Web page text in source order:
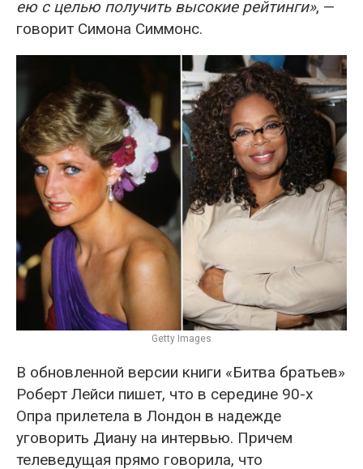
ею с целью получить высокие рейтинги», —
говорит Симона Симмонс.
Getty Images
В обновленной версии книги «Битва братьев»
Роберт Лейси пишет, что в середине 90-х
Опра прилетела в Лондон в надежде
уговорить Диану на интервью. Причем
телеведущая прямо говорила, что